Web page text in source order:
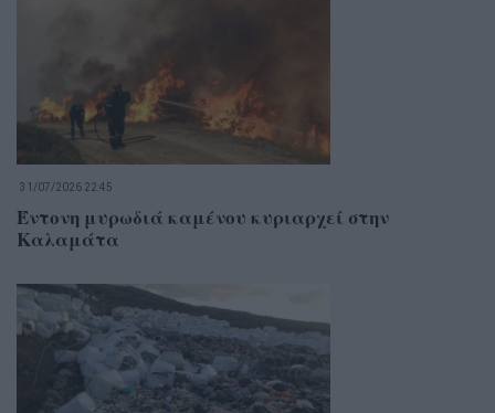
31/07/2026 22:45
Έντονη μυρωδιά καμένου κυριαρχεί στην
Καλαμάτα